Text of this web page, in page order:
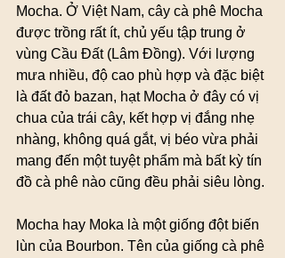
Mocha. Ở Việt Nam, cây cà phê Mocha
được trồng rất ít, chủ yếu tập trung ở
vùng Cầu Đất (Lâm Đồng). Với lượng
mưa nhiều, độ cao phù hợp và đặc biệt
là đất đỏ bazan, hạt Mocha ở đây có vị
chua của trái cây, kết hợp vị đắng nhẹ
nhàng, không quá gắt, vị béo vừa phải
mang đến một tuyệt phẩm mà bất kỳ tín
đồ cà phê nào cũng đều phải siêu lòng.
Mocha hay Moka là một giống đột biến
lùn của Bourbon. Tên của giống cà phê